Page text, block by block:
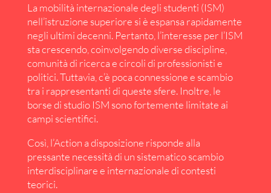
La mobilità internazionale degli studenti (ISM)
nell’istruzione superiore si è espansa rapidamente
negli ultimi decenni. Pertanto, l’interesse per l’ISM
sta crescendo, coinvolgendo diverse discipline,
comunità di ricerca e circoli di professionisti e
politici. Tuttavia, c’è poca connessione e scambio
tra i rappresentanti di queste sfere. Inoltre, le
borse di studio ISM sono fortemente limitate ai
campi scientifici.
Così, l’Action a disposizione risponde alla
pressante necessità di un sistematico scambio
interdisciplinare e internazionale di contesti
teorici.